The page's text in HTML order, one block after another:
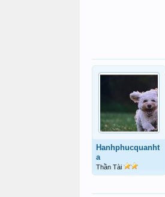
Hanhphucquanht
a
Thần Tài